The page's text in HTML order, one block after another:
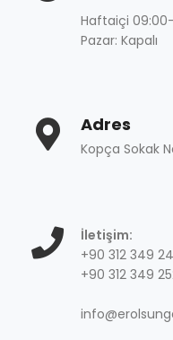
Haftaiçi
Pazar: Kapalı
Adres
Kopça Sokak
İletişim:
+90 312 349
+90 312 349